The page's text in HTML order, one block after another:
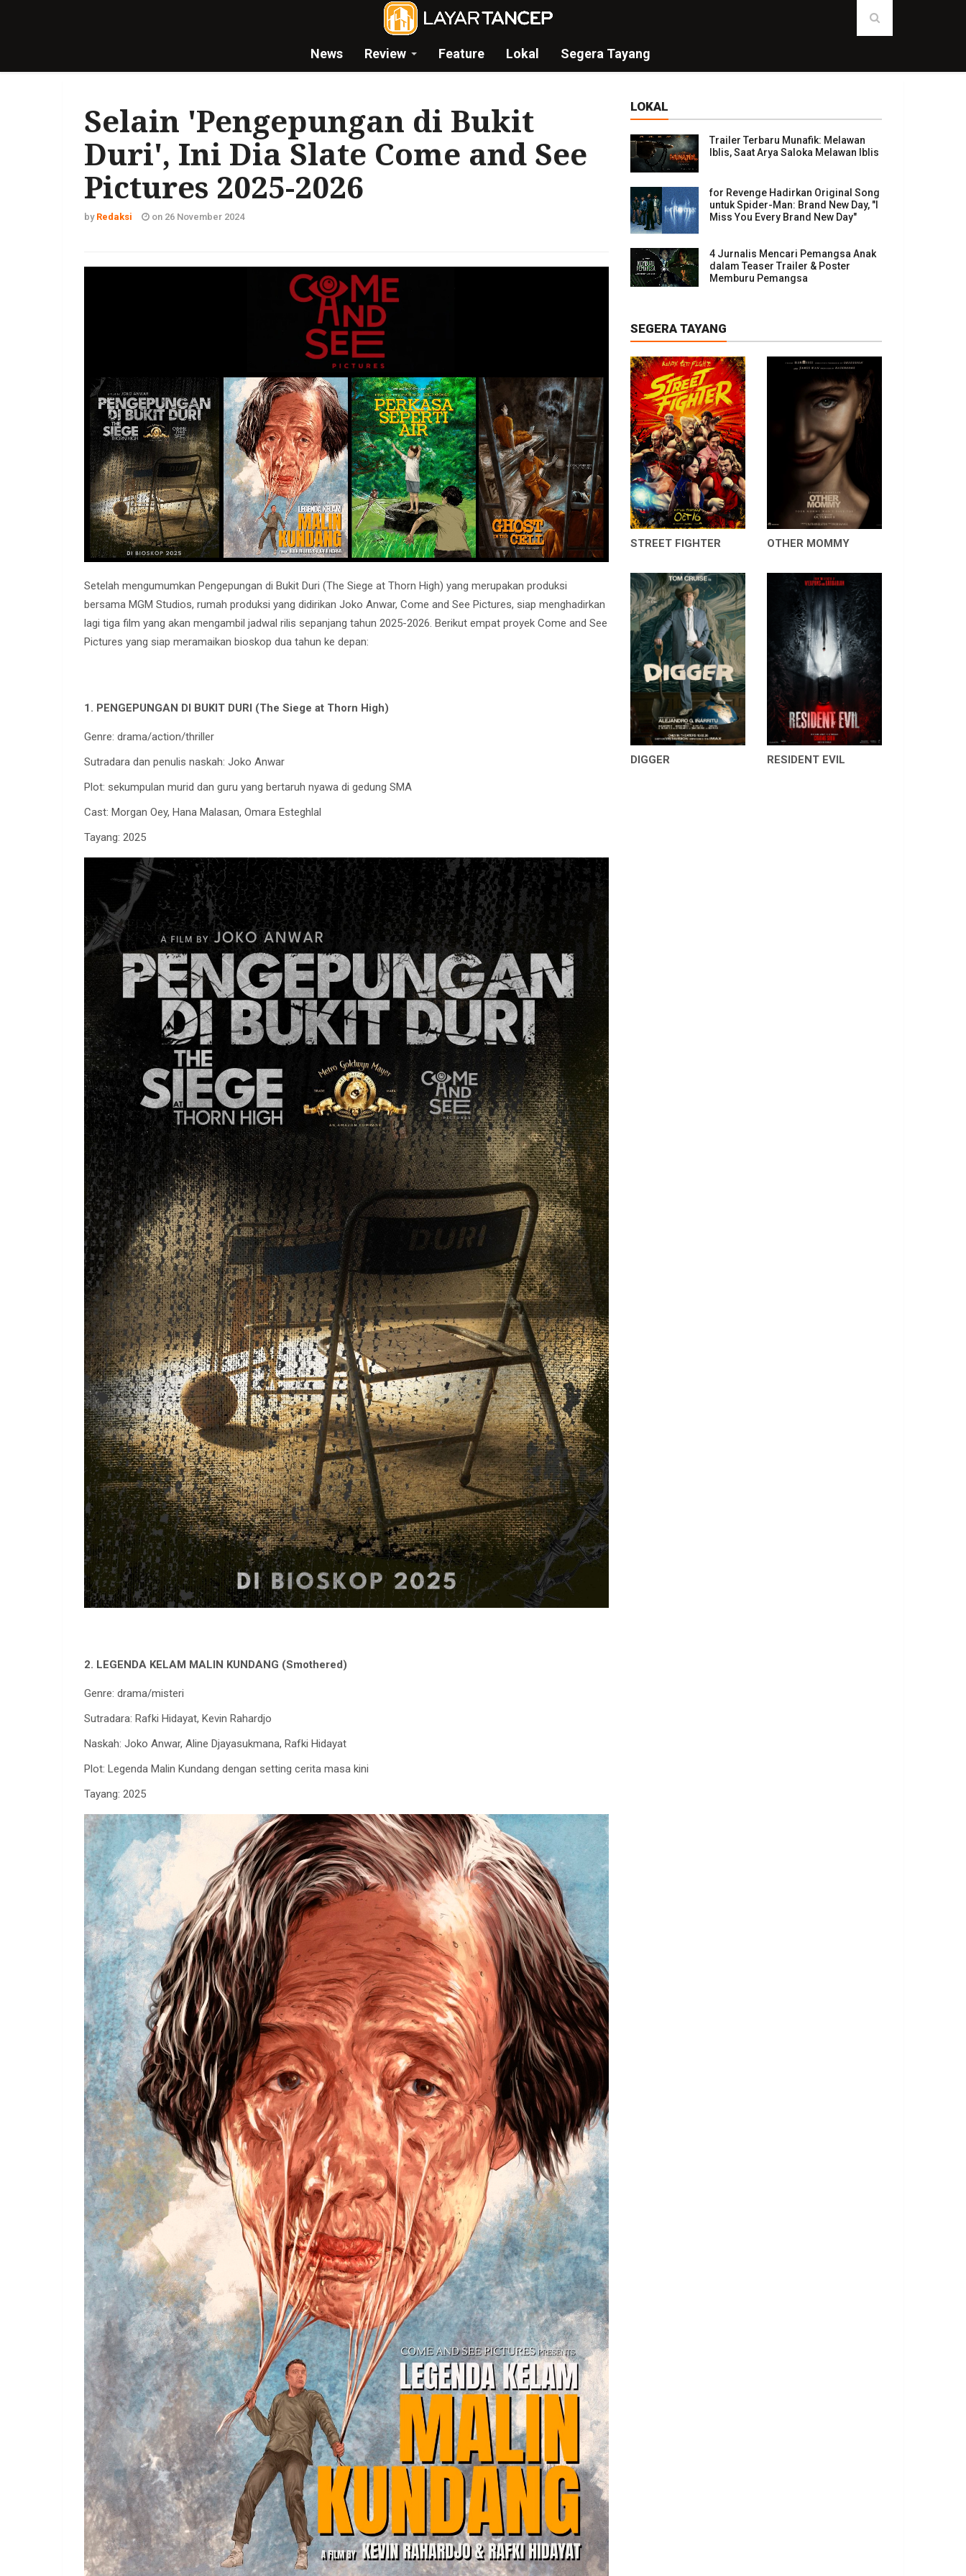
News Review Feature Lokal Segera Tayang
Selain 'Pengepungan di Bukit
Duri', Ini Dia Slate Come and See
Pictures 2025-2026
by Redaksi on 26 November 2024
Setelah mengumumkan Pengepungan di Bukit Duri (The Siege at Thorn High) yang merupakan produksi
bersama MGM Studios, rumah produksi yang didirikan Joko Anwar, Come and See Pictures, siap menghadirkan
lagi tiga film yang akan mengambil jadwal rilis sepanjang tahun 2025-2026. Berikut empat proyek Come and See
Pictures yang siap meramaikan bioskop dua tahun ke depan:
1. PENGEPUNGAN DI BUKIT DURI (The Siege at Thorn High)
Genre: drama/action/thriller
Sutradara dan penulis naskah: Joko Anwar
Plot: sekumpulan murid dan guru yang bertaruh nyawa di gedung SMA
Cast: Morgan Oey, Hana Malasan, Omara Esteghlal
Tayang: 2025
2. LEGENDA KELAM MALIN KUNDANG (Smothered)
Genre: drama/misteri
Sutradara: Rafki Hidayat, Kevin Rahardjo
Naskah: Joko Anwar, Aline Djayasukmana, Rafki Hidayat
Plot: Legenda Malin Kundang dengan setting cerita masa kini
Tayang: 2025
LOKAL
Trailer Terbaru Munafik: Melawan
Iblis, Saat Arya Saloka Melawan Iblis
for Revenge Hadirkan Original Song
untuk Spider-Man: Brand New Day, "I
Miss You Every Brand New Day"
4 Jurnalis Mencari Pemangsa Anak
dalam Teaser Trailer & Poster
Memburu Pemangsa
SEGERA TAYANG
STREET FIGHTER OTHER MOMMY
DIGGER RESIDENT EVIL